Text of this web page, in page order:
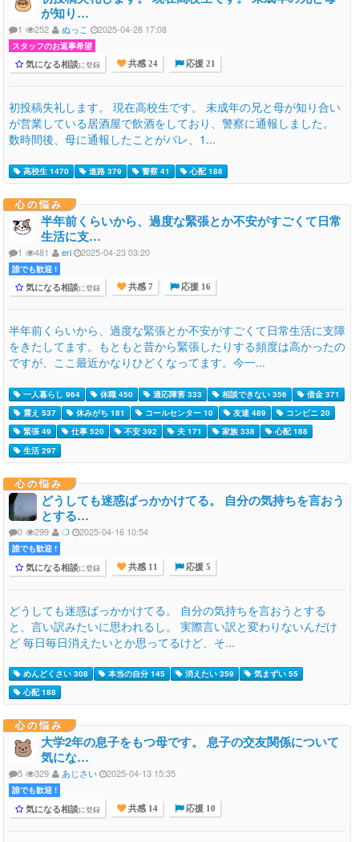
が知り…
1 252 ぬっこ 2025-04-28 17:08
スタッフのお返事希望
気になる相談に登録 共感 24 応援 21
初投稿失礼します。 現在高校生です。 未成年の兄と母が知り合い
が営業している居酒屋で飲酒をしており、警察に通報しました。
数時間後、母に通報したことがバレ、1...
高校生 1470 進路 379 警察 41 心配 188
心の悩み
半年前くらいから、過度な緊張とか不安がすごくて日常
生活に支…
1 481 eri 2025-04-23 03:20
誰でも歓迎 !
気になる相談に登録 共感 7 応援 16
半年前くらいから、過度な緊張とか不安がすごくて日常生活に支障
をきたしてます。もともと昔から緊張したりする頻度は高かったの
ですが、ここ最近かなりひどくなってます。今一...
一人暮らし 964 休職 450 適応障害 333 相談できない 356
借金 371
震え 537
休みがち 181 コールセンター 10 友達 489
コンビニ 20
緊張 49
仕事 520 不安 392 夫 171 家族 338
心配 188
生活 297
心の悩み
どうしても迷惑ばっかかけてる。 自分の気持ちを言おう
とする…
0 299 ❍ 2025-04-16 10:54
誰でも歓迎 !
気になる相談に登録 共感 11 応援 5
どうしても迷惑ばっかかけてる。 自分の気持ちを言おうとする
と、言い訳みたいに思われるし。 実際言い訳と変わりないんだけ
ど 毎日毎日消えたいとか思ってるけど、そ...
めんどくさい 308 本当の自分 145 消えたい 359
気まずい 55
心配 188
心の悩み
大学2年の息子をもつ母です。 息子の交友関係について
気にな…
5 329 あじさい 2025-04-13 15:35
誰でも歓迎 !
気になる相談に登録 共感 14 応援 10